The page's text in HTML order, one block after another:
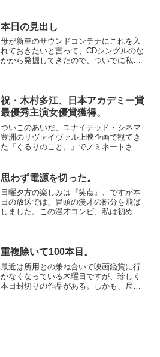
降もみんな“おカボ”あるいは“パンプキ
ン”と呼んでいたような...
本日の見出し
母が新車のサウンドコンテナにこれを入
れておきたいと言って、CDシングルのな
かから発掘してきたので、ついでに私の
祝・木村多江、日本アカデミー賞
最優秀主演女優賞獲得。
ついこのあいだ、ユナイテッド・シネマ
豊洲のリヴァイヴァル上映企画で観てき
た『ぐるりのこと。』でノミネートされ
どういうわけか『母べえ』以外ぜんぶ観
ていた私はほとんど確信し...
思わず電源を切った。
日曜夕方の楽しみは『笑点』、ですが本
日の放送では、冒頭の漫才の部分を飛ば
しました。この漫才コンビ、私は初めて
ころで見切りをつけました...
重複除いて100本目。
最近は所用との兼ね合いで映画鑑賞に行
かなくなっている木曜日ですが、珍しく
本日封切りの作品がある。しかも、尺の